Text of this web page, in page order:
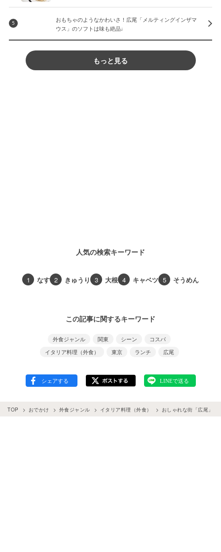
5
おもちゃのようなかわいさ！広尾「メルティングインザマ
ウス」のソフトは味も絶品♩
もっと見る
人気の検索キーワード
1 なす 2 きゅうり 3 大根 4 キャベツ 5 そうめん
この記事に関するキーワード
外食ジャンル 関東 シーン
コスパ
イタリア料理（外食）
東京 ランチ 広尾
TOP おでかけ 外食ジャンル イタリア料理（外食） おしゃれな街「広尾」